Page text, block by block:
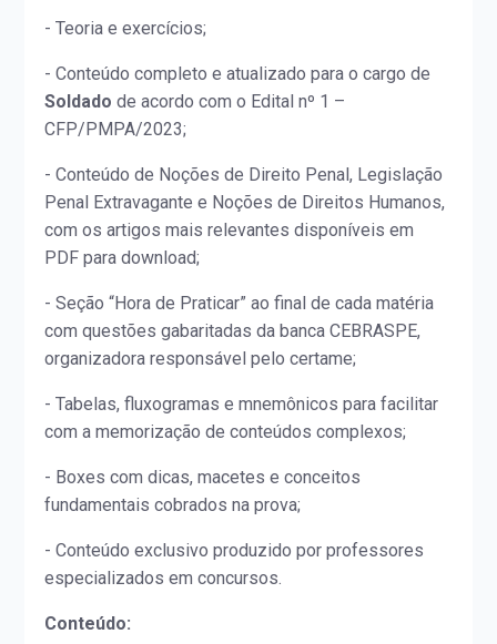
- Teoria e exercícios;
- Conteúdo completo e atualizado para o cargo de
Soldado de acordo com o Edital nº 1 –
CFP/PMPA/2023;
- Conteúdo de Noções de Direito Penal, Legislação
Penal Extravagante e Noções de Direitos Humanos,
com os artigos mais relevantes disponíveis em
PDF para download;
- Seção “Hora de Praticar” ao final de cada matéria
com questões gabaritadas da banca CEBRASPE,
organizadora responsável pelo certame;
- Tabelas, fluxogramas e mnemônicos para facilitar
com a memorização de conteúdos complexos;
- Boxes com dicas, macetes e conceitos
fundamentais cobrados na prova;
- Conteúdo exclusivo produzido por professores
especializados em concursos.
Conteúdo: